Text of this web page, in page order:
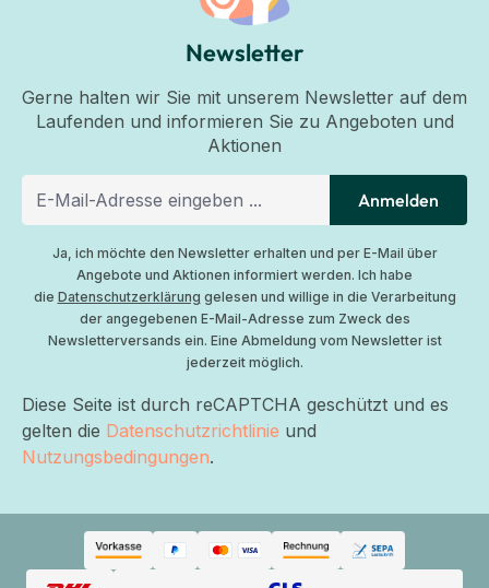
Newsletter
Gerne halten wir Sie mit unserem Newsletter auf dem
Laufenden und informieren Sie zu Angeboten und
Aktionen
Anmelden
Ja, ich möchte den Newsletter erhalten und per E-Mail über
Angebote und Aktionen informiert werden. Ich habe
die Datenschutzerklärung gelesen und willige in die Verarbeitung
der angegebenen E-Mail-Adresse zum Zweck des
Newsletterversands ein. Eine Abmeldung vom Newsletter ist
jederzeit möglich.
Diese Seite ist durch reCAPTCHA geschützt und es
gelten die Datenschutzrichtlinie und
Nutzungsbedingungen.